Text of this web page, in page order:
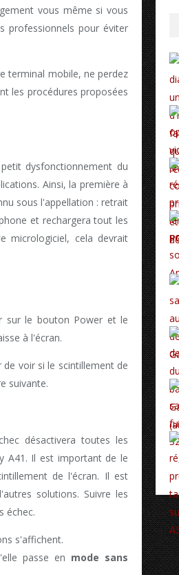
vous même si vous
professionnels pour éviter
terminal mobile, ne perdez
les procédures proposées
dysfonctionnement du
Ainsi, la première à
sous l'appellation : retrait
et rechargera tout les
micrologiciel, cela devrait
sur le bouton Power et le
à l'écran.
voir si le scintillement de
suivante.
désactivera toutes les
A41. Il est important de le
de l'écran. Il est
solutions. Suivre les
échec.
s'affichent.
passe en mode sans